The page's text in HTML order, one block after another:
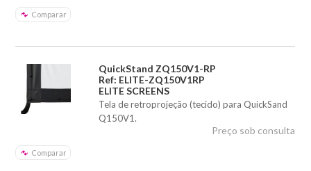
Comparar
QuickStand ZQ150V1-RP
Ref: ELITE-ZQ150V1RP
ELITE SCREENS
Tela de retroprojeção (tecido) para QuickSand
Q150V1.
Comparar
Preço sob consulta